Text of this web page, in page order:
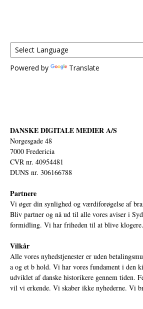
Powered by Translate
DANSKE DIGITALE MEDIER A/S
Norgesgade 48
7000 Fredericia
CVR nr. 40954481
DUNS nr. 306166788
Partnere
Vi øger din synlighed og værdiforøgelse af
Bliv partner og nå ud til alle vores aviser i
formidling. Vi har friheden til at blive
Vilkår
Alle vores nyhedstjenester er uden
a og et b hold. Vi har vores fundament i den
udviklet af danske historikere gennem tiden.
vil vi erkende. Vi skaber ikke nyhederne. Vi